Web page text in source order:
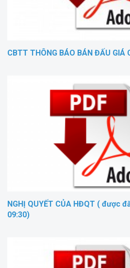
CBTT THÔNG BÁO BÁN ĐẤU GIÁ
NGHỊ QUYẾT CỦA HĐQT ( được
09:30)